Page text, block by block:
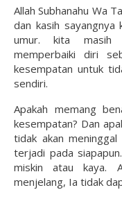
Allah Subhanahu Wa
dan kasih
umur. kita masih
memperbaiki diri
kesempatan untuk
sendiri.
Apakah memang
kesempatan? Dan
tidak akan
terjadi pada
miskin atau kaya.
menjelang, Ia tidak